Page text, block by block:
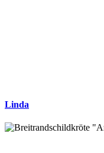
Linda